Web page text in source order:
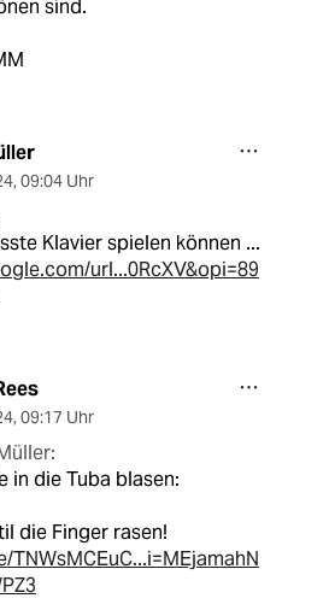
sind.
, 09:04 Uhr
Klavier spielen können ...
url...0RcXV&opi=89
, 09:17 Uhr
in die Tuba blasen:
die Finger rasen!
TNWsMCEuC...i=MEjamahN